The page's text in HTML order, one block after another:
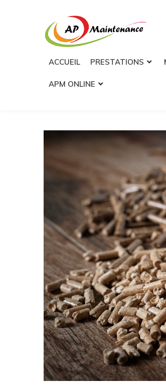
ACCUEIL PRESTATIONS
APM ONLINE